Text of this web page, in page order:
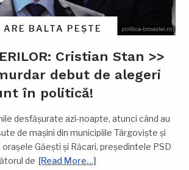
ARE BALTA PEȘTE
Cristian Stan >>
debut de alegeri
în politică!
desfășurate azi-noapte, atunci când au
de mașini din municipiile Târgoviște și
Găești și Răcari, președintele PSD
de [Read More…]